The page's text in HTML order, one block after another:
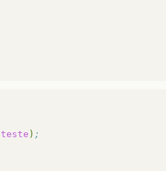
teste ) ;